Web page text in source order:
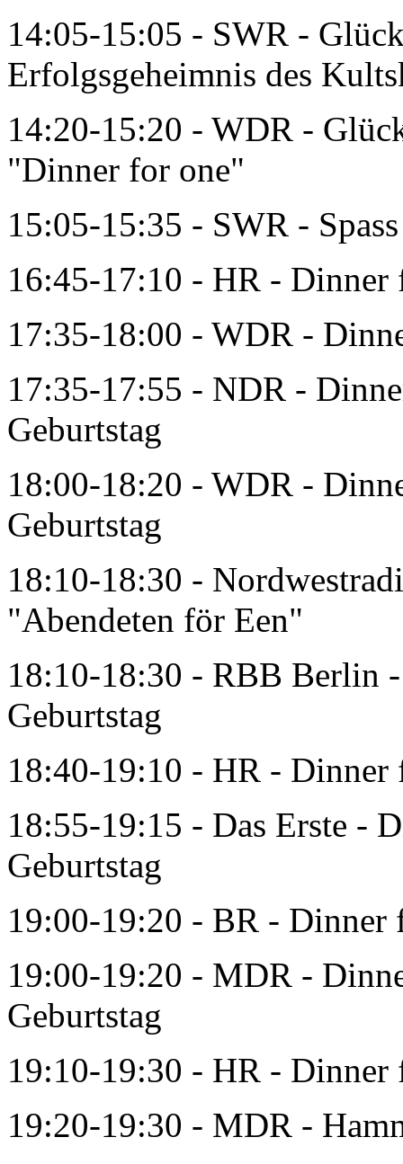
14:05-15:05 - SWR -
Erfolgsgeheimnis des
14:20-15:20 - WDR -
"Dinner for one"
15:05-15:35 - SWR -
16:45-17:10 - HR - Dinner
17:35-18:00 - WDR -
17:35-17:55 - NDR -
Geburtstag
18:00-18:20 - WDR -
Geburtstag
18:10-18:30 -
"Abendeten för Een"
18:10-18:30 - RBB Berlin
Geburtstag
18:40-19:10 - HR - Dinner
18:55-19:15 - Das Erste -
Geburtstag
19:00-19:20 - BR - Dinner
19:00-19:20 - MDR -
Geburtstag
19:10-19:30 - HR - Dinner
19:20-19:30 - MDR -